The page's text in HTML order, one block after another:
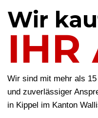
Wir
IHR
Wir sind mit mehr als
und zuverlässiger
in Kippel im Kanton